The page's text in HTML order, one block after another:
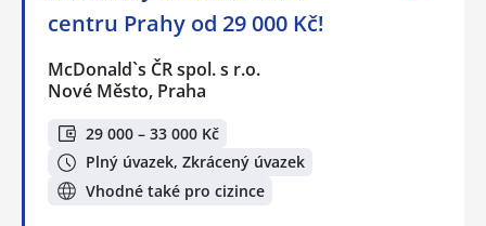
centru Prahy od 29 000 Kč!
McDonald`s ČR spol. s r.o.
Nové Město, Praha
29 000 – 33 000 Kč
Plný úvazek, Zkrácený úvazek
Vhodné také pro cizince